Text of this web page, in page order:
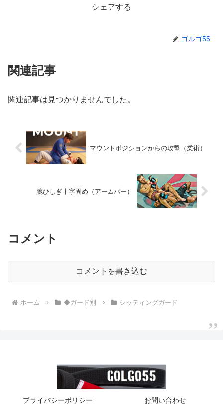
シェアする
ゴルゴ55
関連記事
関連記事は見つかりませんでした。
マウントポジションからの攻撃（柔術）
腕ひしぎ十字固め（アームバー）
コメント
コメントを書き込む
ホーム ◆ガード別 シッティングガード
プライバシーポリシー お問い合わせ